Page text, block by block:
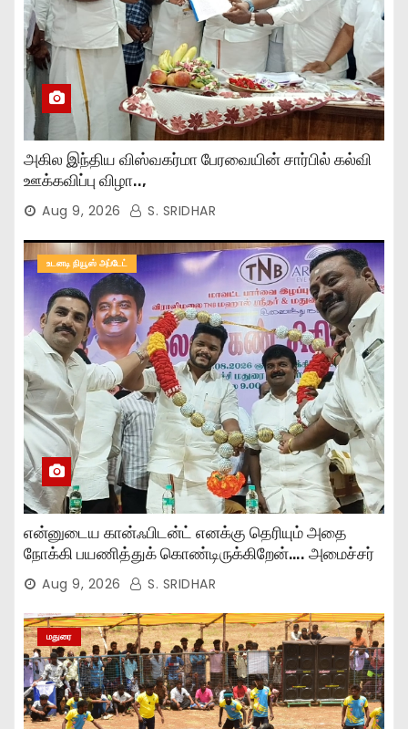
அகில இந்திய விஸ்வகர்மா பேரவையின் சார்பில் கல்வி
ஊக்கவிப்பு விழா..,
Aug 9, 2026 S. SRIDHAR
உடனடி நியூஸ் அப்டேட்
என்னுடைய கான்ஃபிடன்ட் எனக்கு தெரியும் அதை
நோக்கி பயணித்துக் கொண்டிருக்கிறேன்…. அமைச்சர்
முகமது பர்வேஸ் பேச்சு..,
Aug 9, 2026 S. SRIDHAR
மதுரை